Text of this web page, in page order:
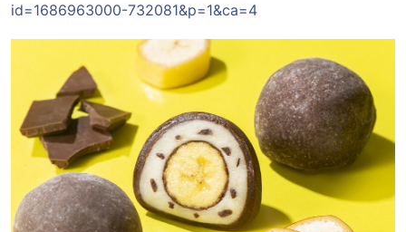
id=1686963000-732081&p=1&ca=4